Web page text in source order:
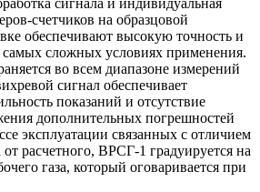
счетчиков на образцовой
обеспечивают высокую точность и
самых сложных условиях применения.
во всем диапазоне измерений
сигнал обеспечивает
показаний и отсутствие
дополнительных погрешностей
эксплуатации связанных с отличием
от расчетного, ВРСГ-1 градуируется на
газа, который оговаривается при